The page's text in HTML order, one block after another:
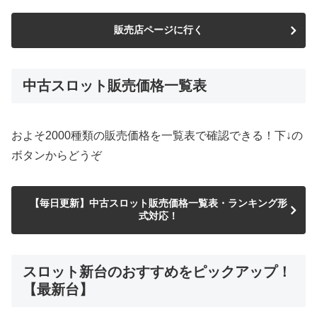
販売店ページに行く
中古スロット販売価格一覧表
およそ2000種類の販売価格を一覧表で確認できる！下↓の
ボタンからどうぞ
【毎日更新】中古スロット販売価格一覧表・ランキング形
式対応！
スロット新台のおすすめをピックアップ！
【最新台】